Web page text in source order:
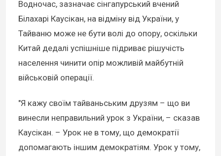
Водночас, зазначає сінгапурський вчений
Білахарі Каусікан, на відміну від України, у
Тайваню може не бути волі до опору, оскільки
Китай дедалі успішніше підриває рішучість
населення чинити опір можливій майбутній
військовій операції.
"Я кажу своїм тайваньським друзям – що ви
винесли неправильний урок з України, – сказав
Каусікан. – Урок не в тому, що демократії
допомагають іншим демократіям. Урок у тому,